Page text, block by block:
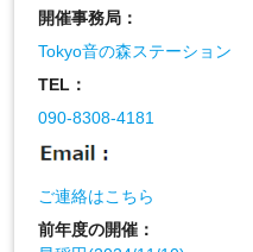
開催事務局：
Tokyo音の森ステーション
TEL：
090-8308-4181
ご連絡はこちら
前年度の開催：